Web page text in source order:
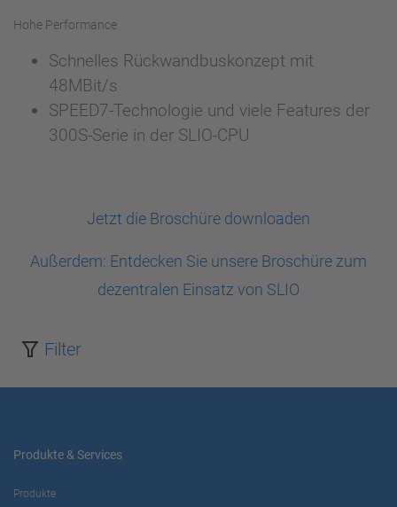
Hohe Performance
Schnelles Rückwandbuskonzept mit
48MBit/s
SPEED7-Technologie und viele Features der
300S-Serie in der SLIO-CPU
Jetzt die Broschüre downloaden
Außerdem: Entdecken Sie unsere Broschüre zum
dezentralen Einsatz von SLIO
Filter
Produkte & Services
Produkte